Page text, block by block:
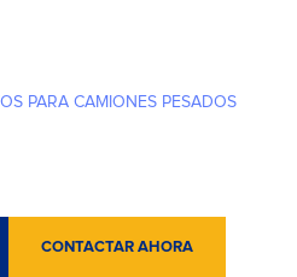
PARA CAMIONES PESADOS
CONTACTAR AHORA